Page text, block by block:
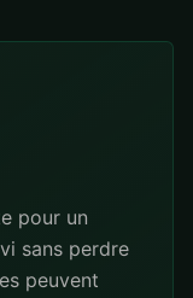
pour un
sans perdre
peuvent